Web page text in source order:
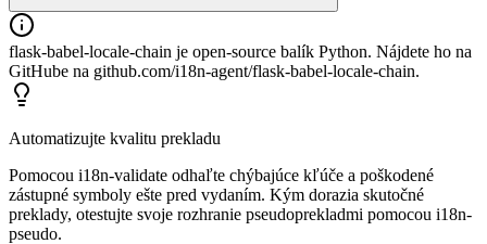
flask-babel-locale-chain je open-source balík Python. Nájdete ho na
GitHube na github.com/i18n-agent/flask-babel-locale-chain.
Automatizujte kvalitu prekladu
Pomocou i18n-validate odhaľte chýbajúce kľúče a poškodené
zástupné symboly ešte pred vydaním. Kým dorazia skutočné
preklady, otestujte svoje rozhranie pseudoprekladmi pomocou i18n-
pseudo.